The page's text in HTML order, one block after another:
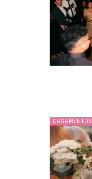
CASAMENTOS